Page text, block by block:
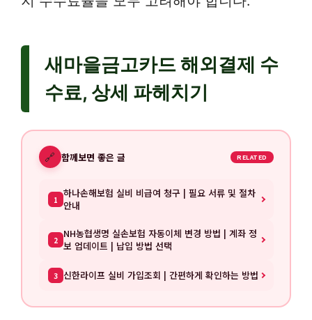
새마을금고카드 해외결제 수
수료, 상세 파헤치기
🔗 함께보면 좋은 글 RELATED
1 하나손해보험 실비 비급여 청구 | 필요 서류 및 절차
안내
2 NH농협생명 실손보험 자동이체 변경 방법 | 계좌 정
보 업데이트 | 납입 방법 선택
3 신한라이프 실비 가입조회 | 간편하게 확인하는 방법